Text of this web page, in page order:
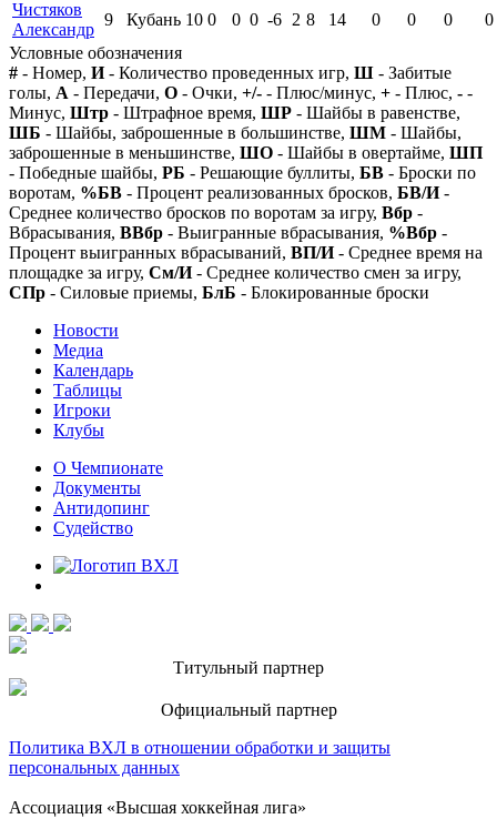
Чистяков
Александр
9 Кубань 10 0 0 0 -6 2 8 14 0 0 0
0
Условные обозначения
# - Номер, И- Количество проведенных игр, Ш - Забитые
голы, А - Передачи, О - Очки, +/- - Плюс/минус, + - Плюс, - -
Минус, Штр - Штрафное время, ШР - Шайбы в равенстве,
ШБ - Шайбы, заброшенные в большинстве, ШМ - Шайбы,
заброшенные в меньшинстве, ШО - Шайбы в овертайме, ШП
- Победные шайбы, РБ - Решающие буллиты, БВ - Броски по
воротам, %БВ - Процент реализованных бросков, БВ/И-
Среднее количество бросков по воротам за игру, Вбр -
Вбрасывания, ВВбр - Выигранные вбрасывания, %Вбр -
Процент выигранных вбрасываний, ВП/И- Среднее время на
площадке за игру, См/И- Среднее количество смен за игру,
СПр - Силовые приемы, БлБ - Блокированные броски
Новости
Медиа
Календарь
Таблицы
Игроки
Клубы
О Чемпионате
Документы
Антидопинг
Судейство
Титульный партнер
Официальный партнер
Политика ВХЛ в отношении обработки и защиты
персональных данных
Ассоциация «Высшая хоккейная лига»